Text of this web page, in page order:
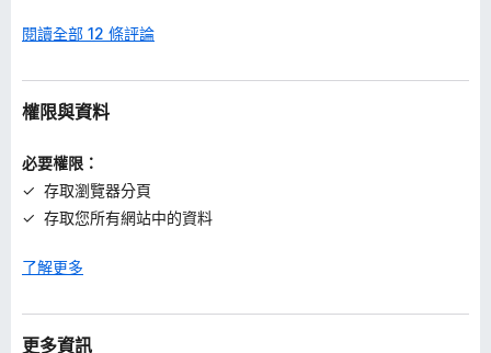
閱讀全部 12 條評論
權限與資料
必要權限：
存取瀏覽器分頁
存取您所有網站中的資料
了解更多
更多資訊